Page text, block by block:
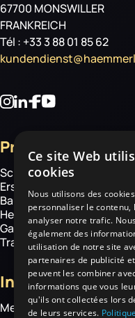
67700 MONSWILLER
FRANKREICH
Tél : +33 3 88 01 85 62
Produkte
Schubkarren
Ersatzteile
Baustelle
Hebetechnik
Garten- und
Transportgeräte
Informationen
Mediathek
Ce site Web
cookies
Nous utilisons des
personnaliser le contenu,
analyser notre trafic.
également des
utilisation de notre site
partenaires de publicité
peuvent les combiner
informations que vous
qu'ils ont collectées lors
de leurs services.